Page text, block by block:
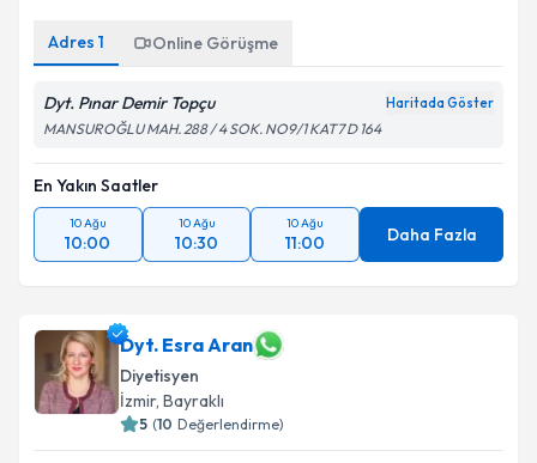
Adres 1 Online Görüşme
Dyt. Pınar Demir Topçu Haritada Göster
MANSUROĞLU MAH. 288 / 4 SOK. NO9/1 KAT7 D 164
En Yakın Saatler
10 Ağu
10:00
10 Ağu
10:30
10 Ağu
11:00 Daha Fazla
Dyt. Esra Aran
Diyetisyen
İzmir, Bayraklı
5 (10 Değerlendirme)